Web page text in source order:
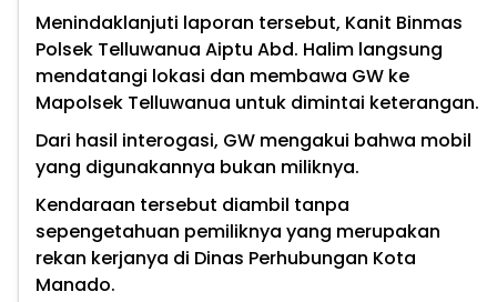
Menindaklanjuti laporan tersebut, Kanit Binmas
Polsek Telluwanua Aiptu Abd. Halim langsung
mendatangi lokasi dan membawa GW ke
Mapolsek Telluwanua untuk dimintai keterangan.
Dari hasil interogasi, GW mengakui bahwa mobil
yang digunakannya bukan miliknya.
Kendaraan tersebut diambil tanpa
sepengetahuan pemiliknya yang merupakan
rekan kerjanya di Dinas Perhubungan Kota
Manado.